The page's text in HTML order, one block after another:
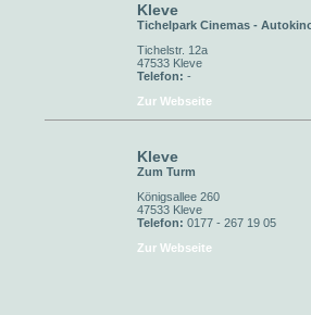
Kleve
Tichelpark Cinemas -
Tichelstr. 12a
47533 Kleve
Telefon: -
Zur Webseite
Kleve
Zum Turm
Königsallee 260
47533 Kleve
Telefon: 0177 - 267 19 05
Zur Webseite